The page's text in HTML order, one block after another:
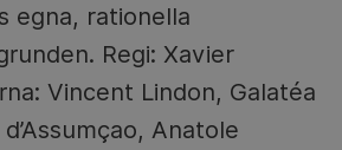
egna, rationella
Regi: Xavier
Vincent Lindon, Galatéa
Anatole